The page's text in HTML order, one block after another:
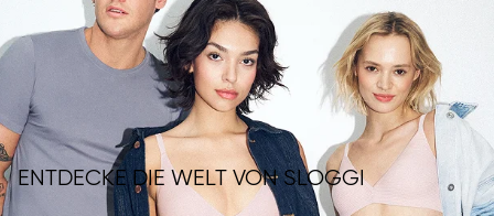
ENTDECKE DIE WELT VON SLOGGI